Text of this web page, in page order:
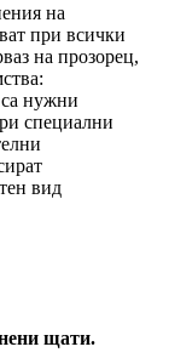
на
при всички
на прозорец,
нужни
специални
вид
щати.